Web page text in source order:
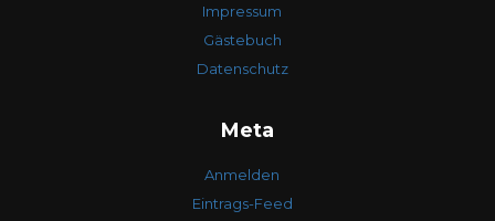
Impressum
Gästebuch
Datenschutz
Meta
Anmelden
Eintrags-Feed